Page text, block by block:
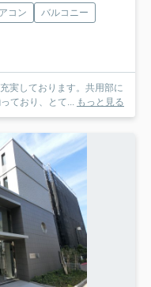
コン
バルコニー
実しております。共用部に
ており、とて... もっと見る